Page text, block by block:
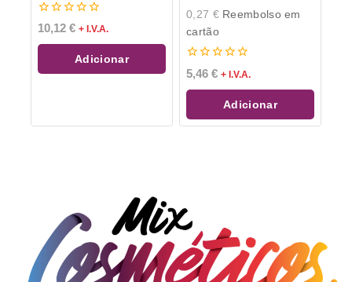
0
de
5
10,12 € + I.V.A.
Adicionar
0,27 €Reembolso em
cartão
0
de
5
5,46 € + I.V.A.
Adicionar